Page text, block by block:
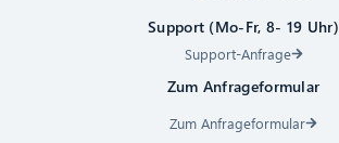
Support (Mo-Fr, 8- 19 Uhr)
Support-Anfrage
Zum Anfrageformular
Zum Anfrageformular